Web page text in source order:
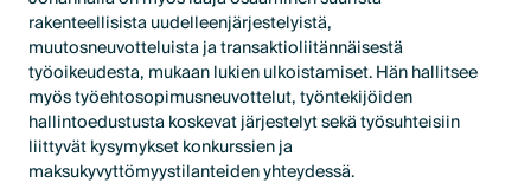
rakenteellisista uudelleenjärjestelyistä,
muutosneuvotteluista ja transaktioliitännäisestä
työoikeudesta, mukaan lukien ulkoistamiset. Hän hallitsee
myös työehtosopimusneuvottelut, työntekijöiden
hallintoedustusta koskevat järjestelyt sekä työsuhteisiin
liittyvät kysymykset konkurssien ja
maksukyvyttömyystilanteiden yhteydessä.